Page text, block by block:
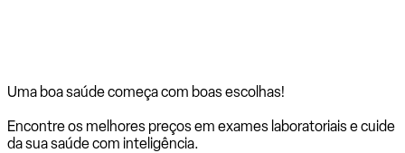
Uma boa saúde começa com boas escolhas!
Encontre os melhores preços em exames laboratoriais e cuide
da sua saúde com inteligência.